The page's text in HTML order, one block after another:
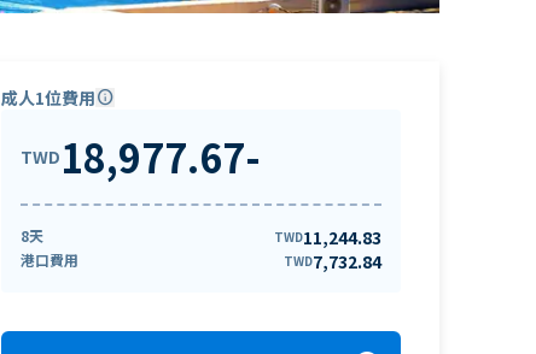
成人1位費用info
TWD 18,977.67-
8天 TWD11,244.83
港口費用 TWD7,732.84